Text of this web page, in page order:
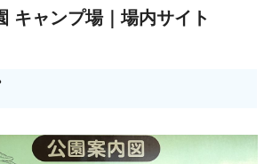
キャンプ場｜場内サイト